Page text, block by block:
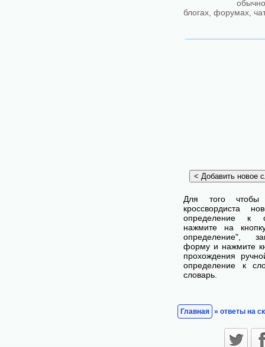
блогах, форумах,
Для того чтобы
кроссвордиста
определение к
нажмите на
определение",
форму и нажмите
прохождения
определение к
словарь.
Главная » ответы на